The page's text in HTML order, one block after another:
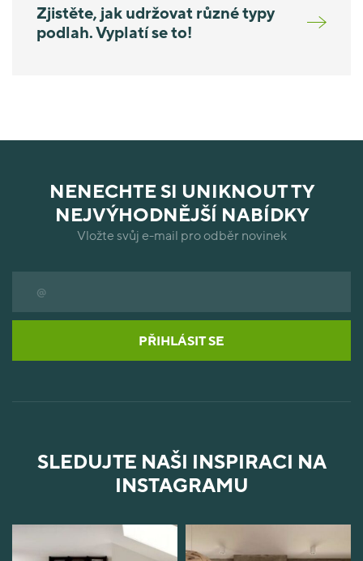
Zjistěte, jak udržovat různé typy
podlah. Vyplatí se to!
NENECHTE SI UNIKNOUT TY
NEJVÝHODNĚJŠÍ NABÍDKY
Vložte svůj e-mail pro odběr novinek
PŘIHLÁSIT SE
SLEDUJTE NAŠI INSPIRACI NA
INSTAGRAMU